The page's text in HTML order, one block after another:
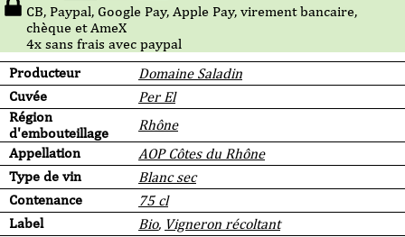
Producteur
Domaine Saladin
Cuvée
Per El
Région
d'embouteillage
Rhône
Appellation
AOP Côtes du Rhône
Type de vin
Blanc sec
Contenance
75 cl
Label
Bio, Vigneron récoltant
CB, Paypal, Google Pay, Apple Pay, virement bancaire,
chèque et AmeX
4x sans frais avec paypal